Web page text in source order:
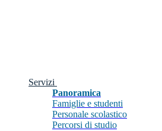
Servizi
Panoramica
Famiglie e studenti
Personale scolastico
Percorsi di studio